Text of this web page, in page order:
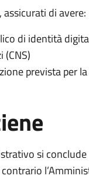
assicurati di avere:
di identità
(CNS)
prevista per
si